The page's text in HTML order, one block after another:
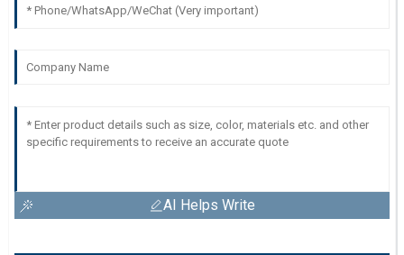
AI Helps Write